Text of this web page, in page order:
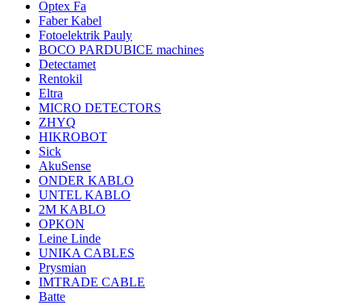
Optex Fa
Faber Kabel
Fotoelektrik Pauly
BOCO PARDUBICE machines
Detectamet
Rentokil
Eltra
MICRO DETECTORS
ZHYQ
HIKROBOT
Sick
AkuSense
ONDER KABLO
UNTEL KABLO
2M KABLO
OPKON
Leine Linde
UNIKA CABLES
Prysmian
IMTRADE CABLE
Batte